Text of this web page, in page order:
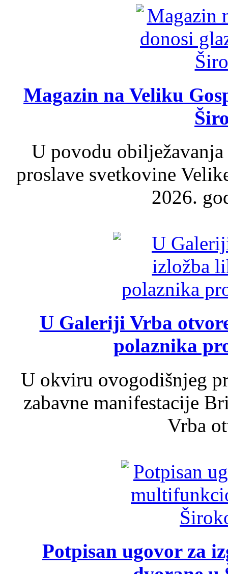
Magazin na Veliku
U povodu
proslave svetkovine
2026.
U Galeriji Vrba
polaznika
U okviru ovogodišnjeg
zabavne manifestacije
Vrba
Potpisan ugovor za